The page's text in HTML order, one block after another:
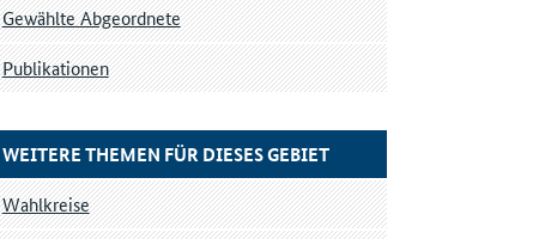
Gewählte Abgeordnete
Publikationen
WEITERE THEMEN FÜR DIESES GEBIET
Wahlkreise